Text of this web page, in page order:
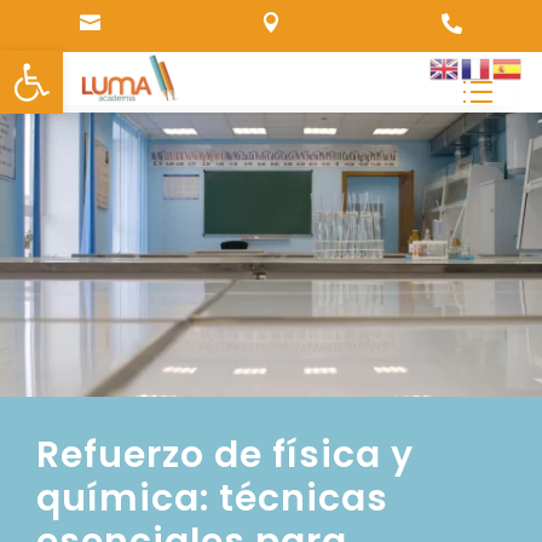
Abrir barra de herramientas
  
Refuerzo de física y
química: técnicas